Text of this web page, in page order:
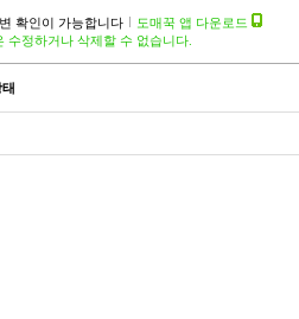
확인이 가능합니다
도매꾹 앱 다운로드
수정하거나 삭제할 수 없습니다.